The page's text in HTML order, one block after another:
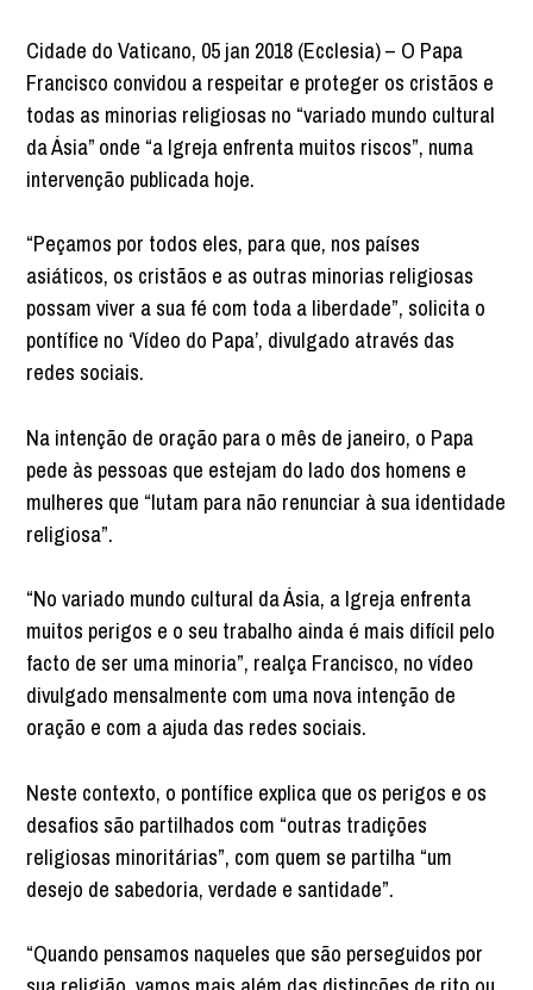
Cidade do Vaticano, 05 jan 2018 (Ecclesia) – O Papa
Francisco convidou a respeitar e proteger os cristãos e
todas as minorias religiosas no “variado mundo cultural
da Ásia” onde “a Igreja enfrenta muitos riscos”, numa
intervenção publicada hoje.
“Peçamos por todos eles, para que, nos países
asiáticos, os cristãos e as outras minorias religiosas
possam viver a sua fé com toda a liberdade”, solicita o
pontífice no ‘Vídeo do Papa’, divulgado através das
redes sociais.
Na intenção de oração para o mês de janeiro, o Papa
pede às pessoas que estejam do lado dos homens e
mulheres que “lutam para não renunciar à sua identidade
religiosa”.
“No variado mundo cultural da Ásia, a Igreja enfrenta
muitos perigos e o seu trabalho ainda é mais difícil pelo
facto de ser uma minoria”, realça Francisco, no vídeo
divulgado mensalmente com uma nova intenção de
oração e com a ajuda das redes sociais.
Neste contexto, o pontífice explica que os perigos e os
desafios são partilhados com “outras tradições
religiosas minoritárias”, com quem se partilha “um
desejo de sabedoria, verdade e santidade”.
“Quando pensamos naqueles que são perseguidos por